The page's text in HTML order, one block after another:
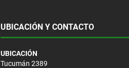
UBICACIÓN Y CONTACTO
UBICACIÓN
Tucumán 2389